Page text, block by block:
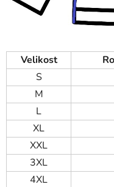
Velikost
S
M
L
XL
XXL
3XL
4XL